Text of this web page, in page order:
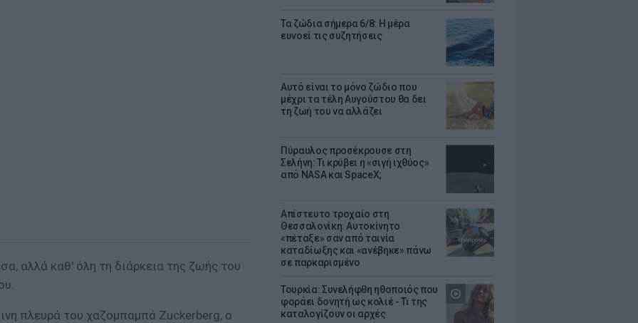
Τα ζώδια σήμερα 6/8: Η μέρα
ευνοεί τις συζητήσεις
Αυτό είναι το μόνο ζώδιο που
μέχρι τα τέλη Αυγούστου θα δει
τη ζωή του να αλλάζει
Πύραυλος προσέκρουσε στη
Σελήνη: Τι κρύβει η «σιγή ιχθύος»
από NASA και SpaceX;
Απίστευτο τροχαίο στη
Θεσσαλονίκη: Αυτοκίνητο
«πέταξε» σαν από ταινία
καταδίωξης και «ανέβηκε» πάνω
σε παρκαρισμένο
Τουρκία: Συνελήφθη ηθοποιός που
φοράει δoνητή ως κολιέ - Τι της
καταλογίζουν οι αρχές
αλλά καθ' όλη τη διάρκεια της ζωής του
πλευρά του χαζομπαμπά Zuckerberg, ο